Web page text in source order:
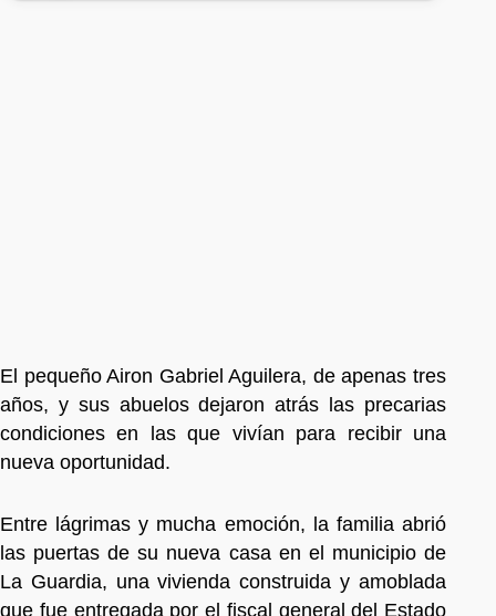
El pequeño Airon Gabriel Aguilera, de apenas tres
años, y sus abuelos dejaron atrás las precarias
condiciones en las que vivían para recibir una
nueva oportunidad.
Entre lágrimas y mucha emoción, la familia abrió
las puertas de su nueva casa en el municipio de
La Guardia, una vivienda construida y amoblada
que fue entregada por el fiscal general del Estado